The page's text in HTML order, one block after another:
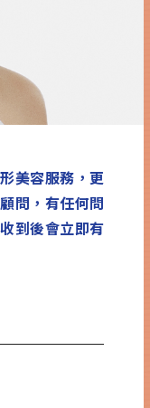
美容服務，更
問，有任何問
到後會立即有